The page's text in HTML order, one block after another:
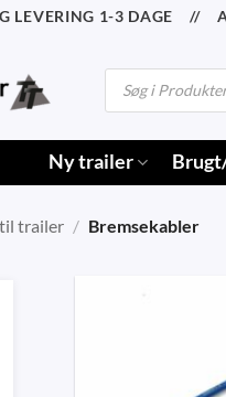
1-3 DAGE //
Products
search
Ny trailer
trailer / Bremsekabler